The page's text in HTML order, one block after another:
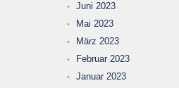
Juni 2023
Mai 2023
März 2023
Februar 2023
Januar 2023